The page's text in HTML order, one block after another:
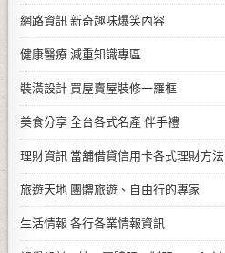
網路資訊 新奇趣味爆笑內容
健康醫療 減重知識專區
裝潢設計 買屋賣屋裝修一羅框
美食分享 全台各式名產 伴手禮
理財資訊 當舖借貸信用卡各式理財方法
旅遊天地 團體旅遊、自由行的專家
生活情報 各行各業情報資訊